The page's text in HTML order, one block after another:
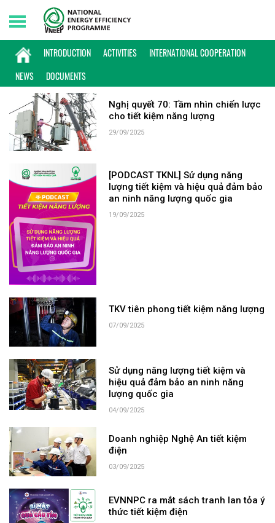
INTRODUCTION ACTIVITIES
INTERNATIONAL COOPERATION
NEWS
DOCUMENTS
Saturday, 08/08/2026 | 06:59 GMT+7
KEYWORD: AN NINH NĂNG LƯỢNG
Nghị quyết 70: Tầm nhìn chiến lược
cho tiết kiệm năng lượng
29/09/2025
[PODCAST TKNL] Sử dụng năng
lượng tiết kiệm và hiệu quả đảm bảo
an ninh năng lượng quốc gia
19/09/2025
TKV tiên phong tiết kiệm năng lượng
07/09/2025
Sử dụng năng lượng tiết kiệm và
hiệu quả đảm bảo an ninh năng
lượng quốc gia
04/09/2025
Doanh nghiệp Nghệ An tiết kiệm
điện
03/09/2025
EVNNPC ra mắt sách tranh lan tỏa ý
thức tiết kiệm điện